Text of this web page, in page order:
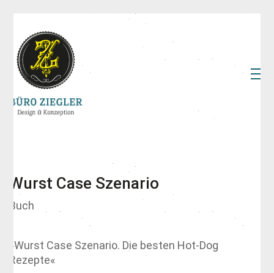
Wurst Case Szenario
Buch
»Wurst Case Szenario. Die besten Hot-Dog
Rezepte«